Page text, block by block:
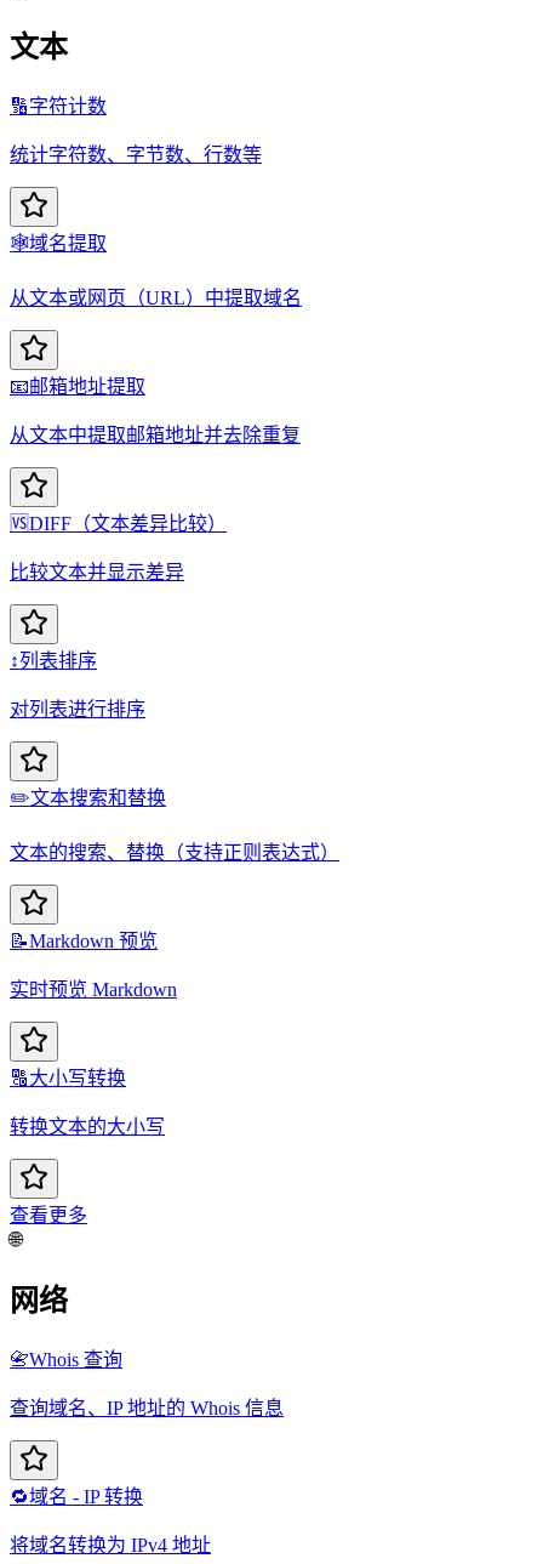
文本
🔢字符计数
统计字符数、字节数、行数等
🕸️域名提取
从文本或网页（URL）中提取域名
📧邮箱地址提取
从文本中提取邮箱地址并去除重复
🆚DIFF（文本差异比较）
比较文本并显示差异
↕️列表排序
对列表进行排序
✏️文本搜索和替换
文本的搜索、替换（支持正则表达式）
📝Markdown 预览
实时预览 Markdown
🔠大小写转换
转换文本的大小写
查看更多
🌐
网络
📇Whois 查询
查询域名、IP 地址的 Whois 信息
🔁域名 - IP 转换
将域名转换为 IPv4 地址